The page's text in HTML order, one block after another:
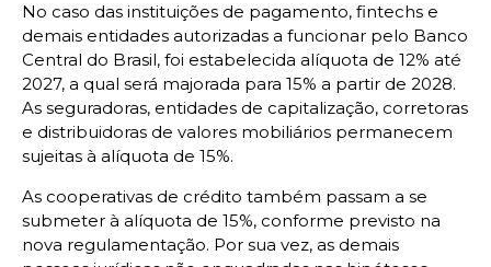
No caso das instituições de pagamento, fintechs e
demais entidades autorizadas a funcionar pelo Banco
Central do Brasil, foi estabelecida alíquota de 12% até
2027, a qual será majorada para 15% a partir de 2028.
As seguradoras, entidades de capitalização, corretoras
e distribuidoras de valores mobiliários permanecem
sujeitas à alíquota de 15%.
As cooperativas de crédito também passam a se
submeter à alíquota de 15%, conforme previsto na
nova regulamentação. Por sua vez, as demais